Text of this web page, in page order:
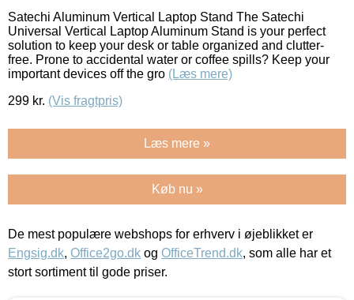
Satechi Aluminum Vertical Laptop Stand The Satechi
Universal Vertical Laptop Aluminum Stand is your perfect
solution to keep your desk or table organized and clutter-
free. Prone to accidental water or coffee spills? Keep your
important devices off the gro (Læs mere)
299 kr. (Vis fragtpris)
Læs mere »
Køb nu »
De mest populære webshops for erhverv i øjeblikket er
Engsig.dk, Office2go.dk og OfficeTrend.dk, som alle har et
stort sortiment til gode priser.